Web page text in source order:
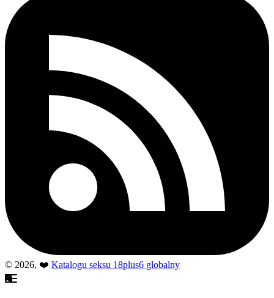
© 2026, ❤️ Katalogu seksu 18plus6 globalny